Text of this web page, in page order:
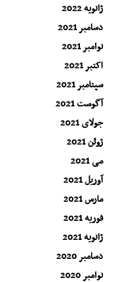
ژانویه 2022
دسامبر 2021
نوامبر 2021
اکتبر 2021
سپتامبر 2021
آگوست 2021
جولای 2021
ژوئن 2021
می 2021
آوریل 2021
مارس 2021
فوریه 2021
ژانویه 2021
دسامبر 2020
نوامبر 2020